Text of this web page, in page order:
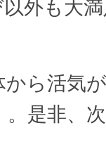
外も大
ら活気
是非、